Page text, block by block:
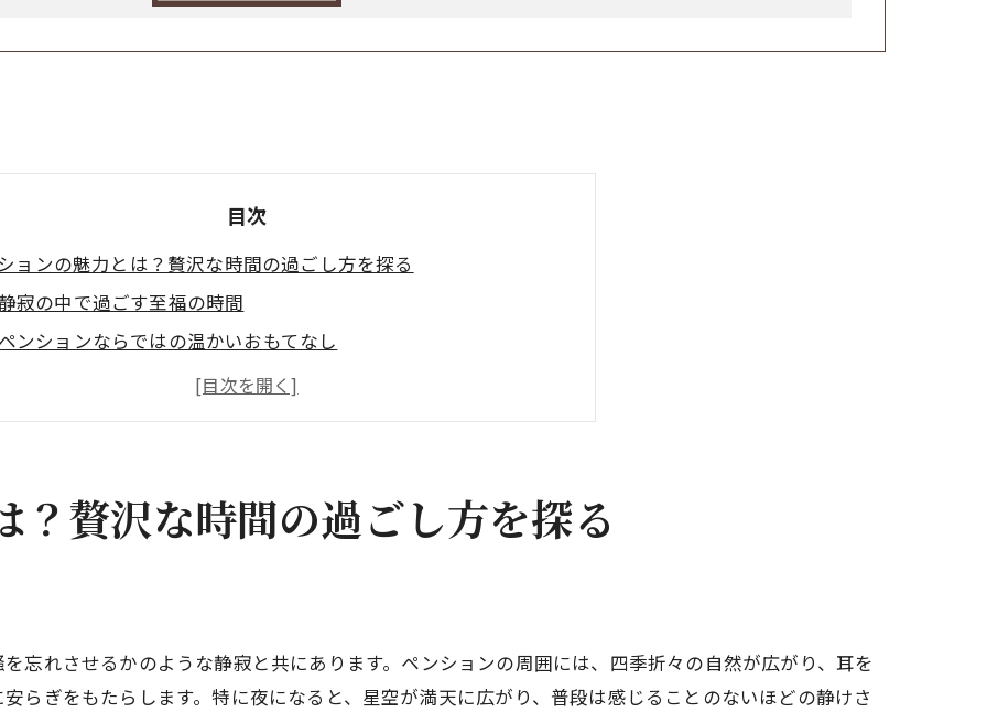
目次
ョンの魅力とは？贅沢な時間の過ごし方を探る
寂の中で過ごす至福の時間
ンションならではの温かいおもてなし
庭的な雰囲気と心地よい空間
域の自然を存分に楽しむ方法
ンション滞在で心身をリフレッシュする
家庭的なペンションの選び方と人気の理由
気のペンションに共通する特徴とは
族や友人との特別な時間を過ごす
？贅沢な時間の過ごし方を探る
忘れさせるかのような静寂と共にあります。ペンションの周囲には、四季折々の自然が広がり、耳を
らぎをもたらします。特に夜になると、星空が満天に広がり、普段は感じることのないほどの静けさ